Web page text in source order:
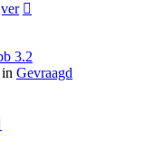
3.2
in Gevraagd